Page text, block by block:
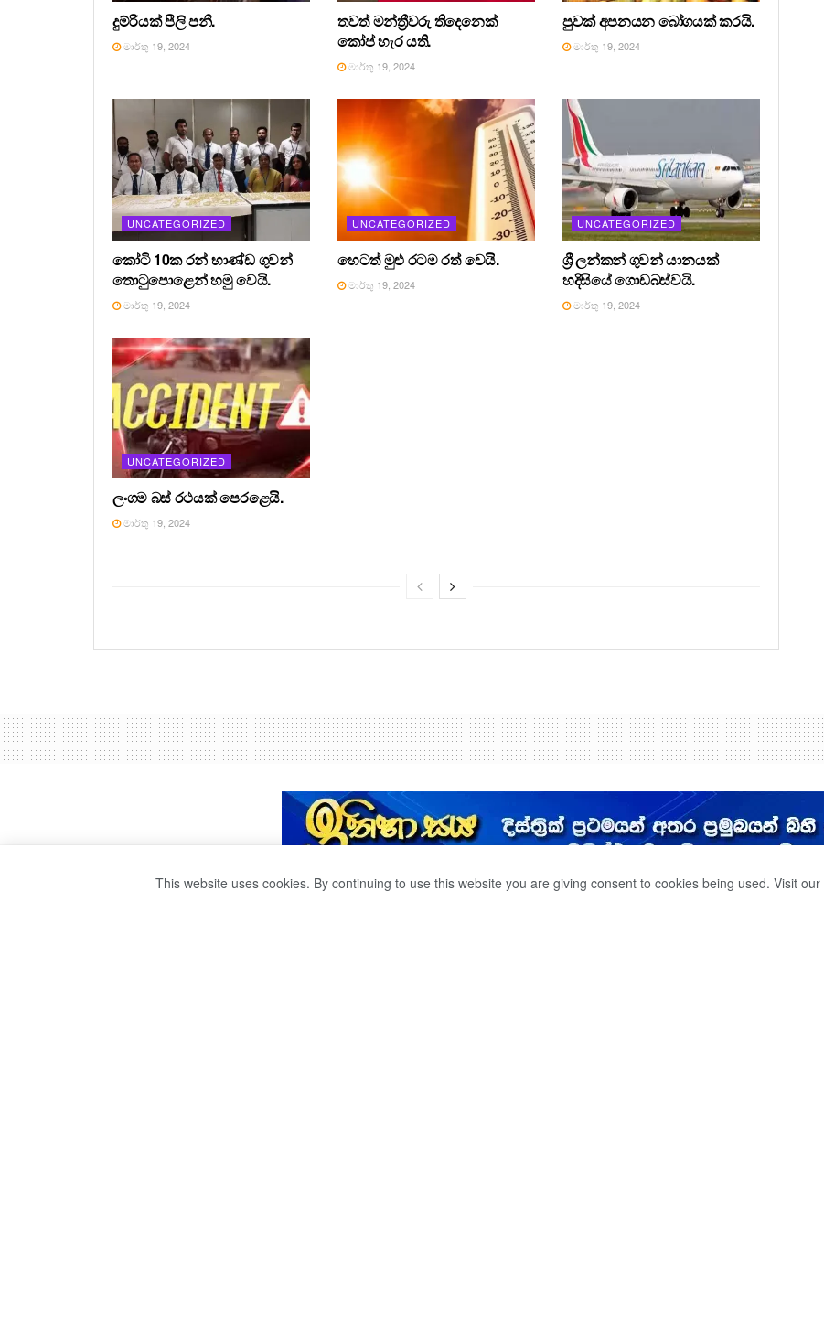
දුම්රියක් පීලි පනී.
මාර්තු 19, 2024
තවත් මන්ත්‍රීවරු තිදෙනෙක්
කෝප් හැර යති.
මාර්තු 19, 2024
පුවක් අපනයන බෝගයක් කරයි.
මාර්තු 19, 2024
UNCATEGORIZED
කෝටි 10ක රන් භාණ්ඩ ගුවන්
තොටුපොළෙන් හමු වෙයි.
මාර්තු 19, 2024
UNCATEGORIZED
හෙටත් මුළු රටම රත් වෙයි.
මාර්තු 19, 2024
UNCATEGORIZED
ශ්‍රී ලන්කන් ගුවන් යානයක්
හදිසියේ ගොඩබස්වයි.
මාර්තු 19, 2024
UNCATEGORIZED
ලංගම බස් රථයක් පෙරළෙයි.
මාර්තු 19, 2024
This website uses cookies. By continuing to use this website you are giving consent to cookies being used. Visit our